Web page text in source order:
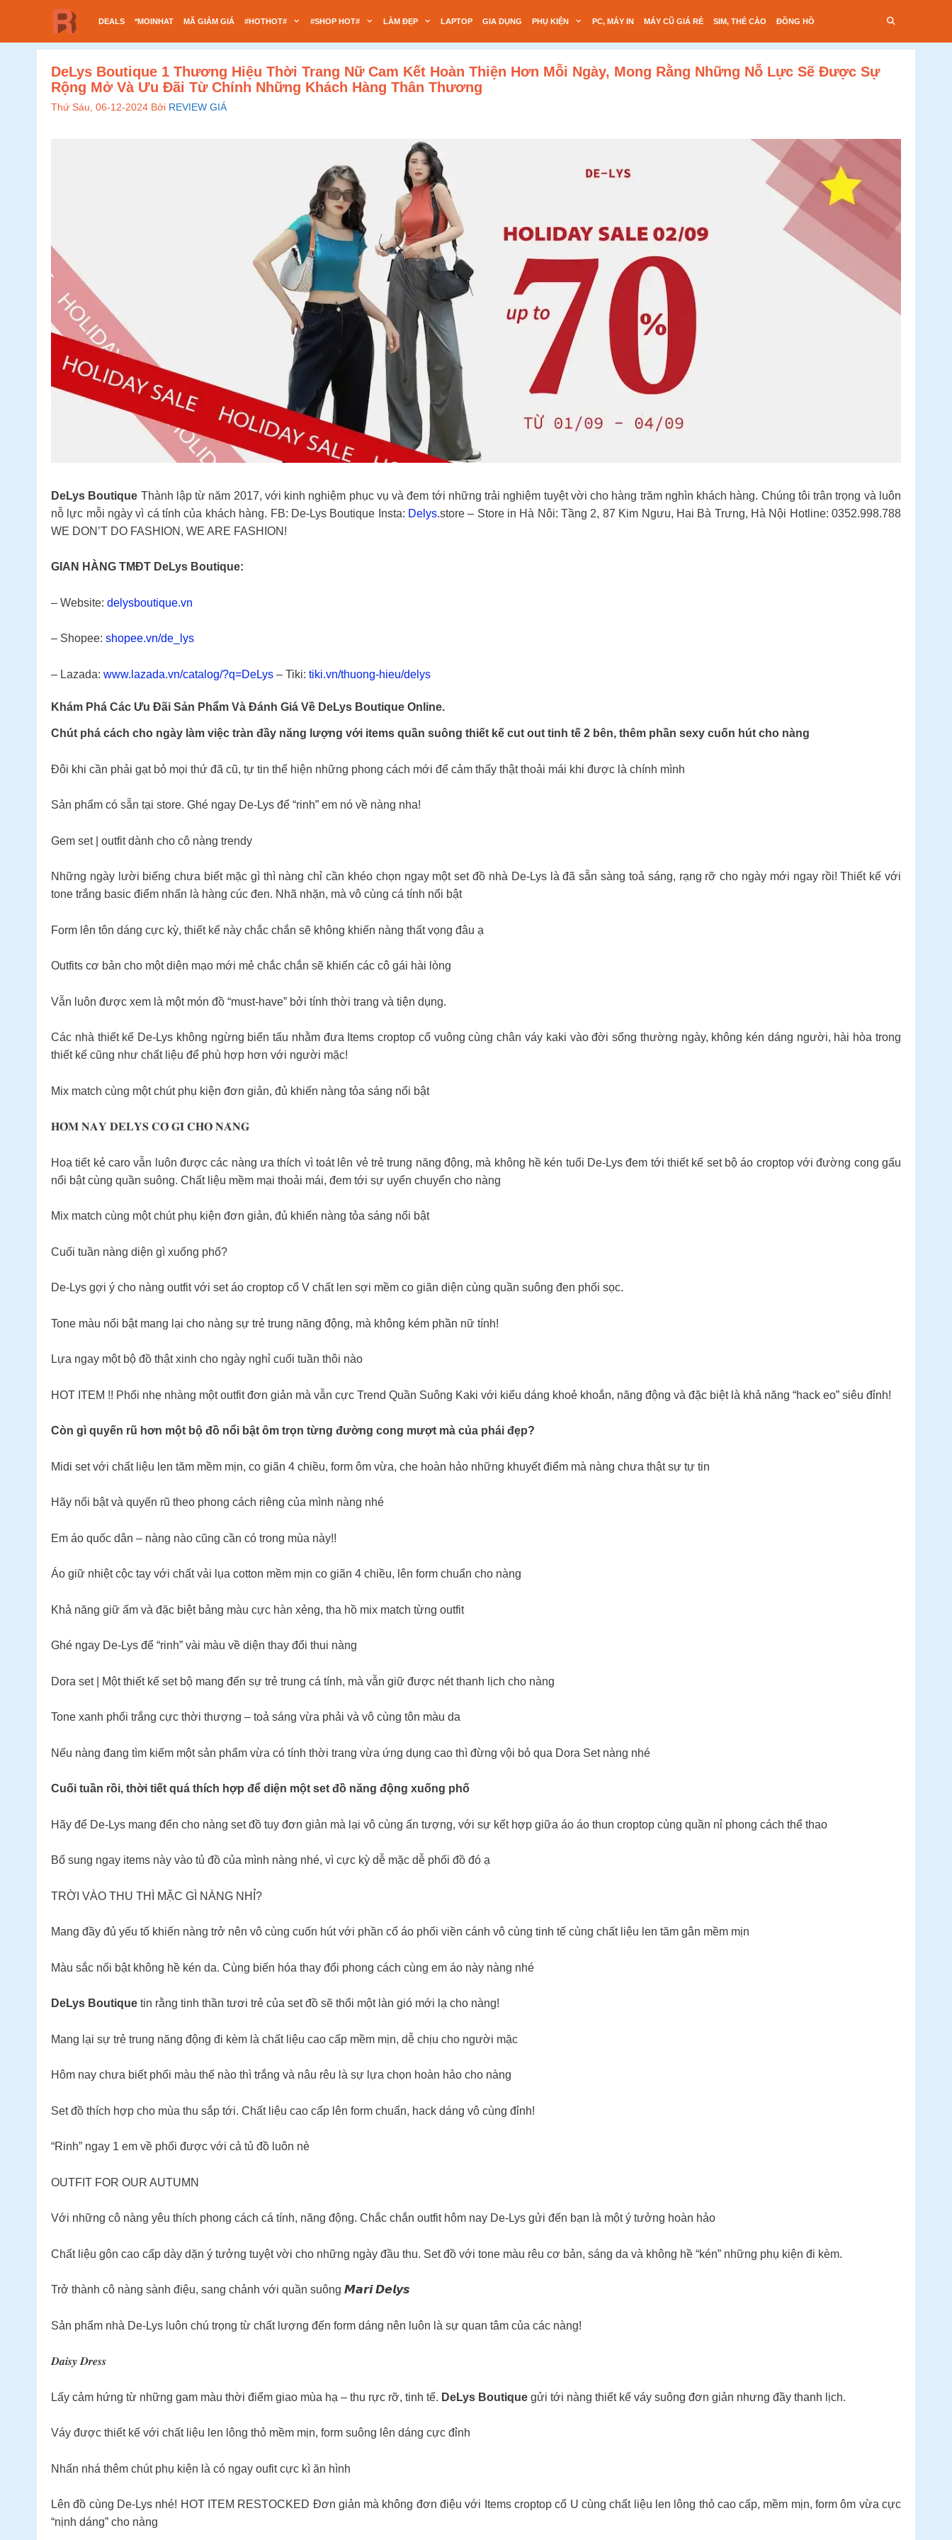
nội
DEALS *MOINHAT MÃ GIẢM GIÁ #HOTHOT# #SHOP HOT# LÀM ĐẸP LAPTOP GIA DỤNG PHỤ KIỆN PC, MÁY IN MÁY CŨ GIÁ RẺ SIM, THẺ CÀO ĐỒNG HỒ
DeLys Boutique 1 Thương Hiệu Thời Trang Nữ Cam Kết Hoàn Thiện Hơn Mỗi Ngày, Mong Rằng Những Nỗ Lực Sẽ Được Sự
Rộng Mở Và Ưu Đãi Từ Chính Những Khách Hàng Thân Thương
Thứ Sáu, 06-12-2024 Bởi REVIEW GIÁ
DeLys Boutique Thành lập từ năm 2017, với kinh nghiệm phục vụ và đem tới những trải nghiệm tuyệt vời cho hàng trăm nghìn khách hàng. Chúng tôi trân trọng và luôn
nỗ lực mỗi ngày vì cá tính của khách hàng. FB: De-Lys Boutique Insta: Delys.store – Store in Hà Nôi: Tầng 2, 87 Kim Ngưu, Hai Bà Trưng, Hà Nội ️Hotline: 0352.998.788
WE DON’T DO FASHION, WE ARE FASHION!
GIAN HÀNG TMĐT DeLys Boutique:
– Website: delysboutique.vn
– Shopee: shopee.vn/de_lys
– Lazada: www.lazada.vn/catalog/?q=DeLys – Tiki: tiki.vn/thuong-hieu/delys
Khám Phá Các Ưu Đãi Sản Phẩm Và Đánh Giá Về DeLys Boutique Online.
Chút phá cách cho ngày làm việc tràn đầy năng lượng với items quần suông thiết kế cut out tinh tế 2 bên, thêm phần sexy cuốn hút cho nàng
Đôi khi cần phải gạt bỏ mọi thứ đã cũ, tự tin thể hiện những phong cách mới để cảm thấy thật thoải mái khi được là chính mình
Sản phẩm có sẵn tại store. Ghé ngay De-Lys để “rinh” em nó về nàng nha!
Gem set | outfit dành cho cô nàng trendy
Những ngày lười biếng chưa biết mặc gì thì nàng chỉ cần khéo chọn ngay một set đồ nhà De-Lys là đã sẵn sàng toả sáng, rạng rỡ cho ngày mới ngay rồi! Thiết kế với
tone trắng basic điểm nhấn là hàng cúc đen. Nhã nhặn, mà vô cùng cá tính nổi bật
Form lên tôn dáng cực kỳ, thiết kế này chắc chắn sẽ không khiến nàng thất vọng đâu ạ
Outfits cơ bản cho một diện mạo mới mẻ chắc chắn sẽ khiến các cô gái hài lòng
Vẫn luôn được xem là một món đồ “must-have” bởi tính thời trang và tiện dụng.
Các nhà thiết kế De-Lys không ngừng biến tấu nhằm đưa Items croptop cổ vuông cùng chân váy kaki vào đời sống thường ngày, không kén dáng người, hài hòa trong
thiết kế cũng như chất liệu để phù hợp hơn với người mặc!
Mix match cùng một chút phụ kiện đơn giản, đủ khiến nàng tỏa sáng nổi bật
𝐇𝐎̂𝐌 𝐍𝐀𝐘 𝐃𝐄𝐋𝐘𝐒 𝐂𝐎́ 𝐆𝐈̀ 𝐂𝐇𝐎 𝐍𝐀̀𝐍𝐆
Hoạ tiết kẻ caro vẫn luôn được các nàng ưa thích vì toát lên vẻ trẻ trung năng động, mà không hề kén tuổi De-Lys đem tới thiết kế set bộ áo croptop với đường cong gấu
nổi bật cùng quần suông. Chất liệu mềm mại thoải mái, đem tới sự uyển chuyển cho nàng
Mix match cùng một chút phụ kiện đơn giản, đủ khiến nàng tỏa sáng nổi bật
Cuối tuần nàng diện gì xuống phố?
De-Lys gợi ý cho nàng outfit với set áo croptop cổ V chất len sợi mềm co giãn diện cùng quần suông đen phối sọc.
Tone màu nổi bật mang lại cho nàng sự trẻ trung năng động, mà không kém phần nữ tính!
Lựa ngay một bộ đồ thật xinh cho ngày nghỉ cuối tuần thôi nào
HOT ITEM !! Phối nhẹ nhàng một outfit đơn giản mà vẫn cực Trend Quần Suông Kaki với kiểu dáng khoẻ khoắn, năng động và đặc biệt là khả năng “hack eo” siêu đỉnh!
Còn gì quyến rũ hơn một bộ đồ nổi bật ôm trọn từng đường cong mượt mà của phái đẹp?
Midi set với chất liệu len tăm mềm mịn, co giãn 4 chiều, form ôm vừa, che hoàn hảo những khuyết điểm mà nàng chưa thật sự tự tin
Hãy nổi bật và quyến rũ theo phong cách riêng của mình nàng nhé
Em áo quốc dân – nàng nào cũng cần có trong mùa này!!
Áo giữ nhiệt cộc tay với chất vải lụa cotton mềm mịn co giãn 4 chiều, lên form chuẩn cho nàng
Khả năng giữ ấm và đặc biệt bảng màu cực hàn xẻng, tha hồ mix match từng outfit
Ghé ngay De-Lys để “rinh” vài màu về diện thay đổi thui nàng
Dora set | Một thiết kế set bộ mang đến sự trẻ trung cá tính, mà vẫn giữ được nét thanh lịch cho nàng
Tone xanh phối trắng cực thời thượng – toả sáng vừa phải và vô cùng tôn màu da
Nếu nàng đang tìm kiếm một sản phẩm vừa có tính thời trang vừa ứng dụng cao thì đừng vội bỏ qua Dora Set nàng nhé
Cuối tuần rồi, thời tiết quá thích hợp để diện một set đồ năng động xuống phố
Hãy để De-Lys mang đến cho nàng set đồ tuy đơn giản mà lại vô cùng ấn tượng, với sự kết hợp giữa áo áo thun croptop cùng quần nỉ phong cách thể thao
Bổ sung ngay items này vào tủ đồ của mình nàng nhé, vì cực kỳ dễ mặc dễ phối đồ đó ạ
TRỜI VÀO THU THÌ MẶC GÌ NÀNG NHỈ?
Mang đầy đủ yếu tố khiến nàng trở nên vô cùng cuốn hút với phần cổ áo phối viền cánh vô cùng tinh tế cùng chất liệu len tăm gân mềm mịn
Màu sắc nổi bật không hề kén da. Cùng biến hóa thay đổi phong cách cùng em áo này nàng nhé
DeLys Boutique tin rằng tinh thần tươi trẻ của set đồ sẽ thổi một làn gió mới lạ cho nàng!
Mang lại sự trẻ trung năng động đi kèm là chất liệu cao cấp mềm mịn, dễ chịu cho người mặc
Hôm nay chưa biết phối màu thế nào thì trắng và nâu rêu là sự lựa chọn hoàn hảo cho nàng
Set đồ thích hợp cho mùa thu sắp tới. Chất liệu cao cấp lên form chuẩn, hack dáng vô cùng đỉnh!
“Rinh” ngay 1 em về phối được với cả tủ đồ luôn nè
OUTFIT FOR OUR AUTUMN
Với những cô nàng yêu thích phong cách cá tính, năng động. Chắc chắn outfit hôm nay De-Lys gửi đến bạn là một ý tưởng hoàn hảo
Chất liệu gôn cao cấp dày dặn ý tưởng tuyệt vời cho những ngày đầu thu. Set đồ với tone màu rêu cơ bản, sáng da và không hề “kén” những phụ kiện đi kèm.
Trở thành cô nàng sành điệu, sang chảnh với quần suông 𝙈𝙖𝙧𝙞 𝘿𝙚𝙡𝙮𝙨
Sản phẩm nhà De-Lys luôn chú trọng từ chất lượng đến form dáng nên luôn là sự quan tâm của các nàng!
𝑫𝒂𝒊𝒔𝒚 𝑫𝒓𝒆𝒔𝒔
Lấy cảm hứng từ những gam màu thời điểm giao mùa hạ – thu rực rỡ, tinh tế. DeLys Boutique gửi tới nàng thiết kế váy suông đơn giản nhưng đầy thanh lịch.
Váy được thiết kế với chất liệu len lông thỏ mềm mịn, form suông lên dáng cực đỉnh
Nhấn nhá thêm chút phụ kiện là có ngay oufit cực kì ăn hình
Lên đồ cùng De-Lys nhé! HOT ITEM RESTOCKED Đơn giản mà không đơn điệu với Items croptop cổ U cùng chất liệu len lông thỏ cao cấp, mềm mịn, form ôm vừa cực
“nịnh dáng” cho nàng